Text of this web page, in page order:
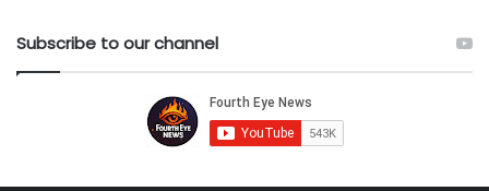
Subscribe to our channel